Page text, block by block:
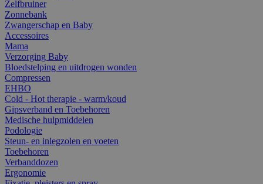
Zelfbruiner
Zonnebank
Zwangerschap en Baby
Accessoires
Mama
Verzorging Baby
Bloedstelping en uitdrogen wonden
Compressen
EHBO
Cold - Hot therapie - warm/koud
Gipsverband en Toebehoren
Medische hulpmiddelen
Podologie
Steun- en inlegzolen en voeten
Toebehoren
Verbanddozen
Ergonomie